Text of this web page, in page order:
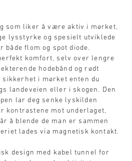
som liker å være aktiv i mørket,
lysstyrke og spesielt utviklede
både flom og spot diode.
komfort, selv over lengre
hodebånd og rødt
i mørket enten du
landeveien eller i skogen. Den
lar deg senke lyskilden
kontrastene mot underlaget,
å blende de man er sammen
lades via magnetisk kontakt.
design med kabel tunnel for